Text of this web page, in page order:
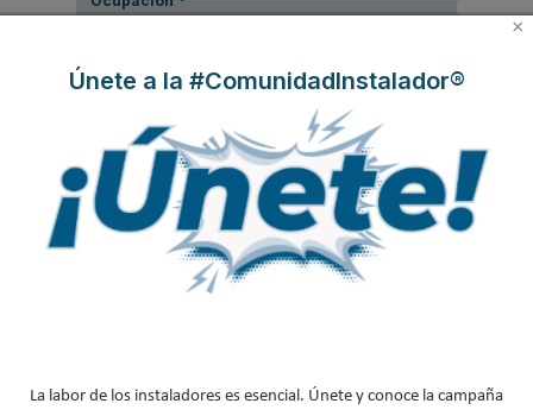
Acepto lapolítica de privacidad.
No soy un robot
Enviar
×
Únete a la #ComunidadInstalador®
La labor de los instaladores es esencial. Únete y conoce la campaña